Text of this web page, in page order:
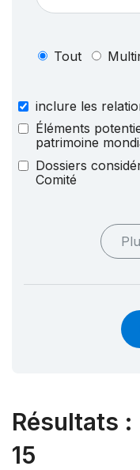
Tout
inclure les
Éléments
patrimoine
Dossiers
Comité
Résultats :
15